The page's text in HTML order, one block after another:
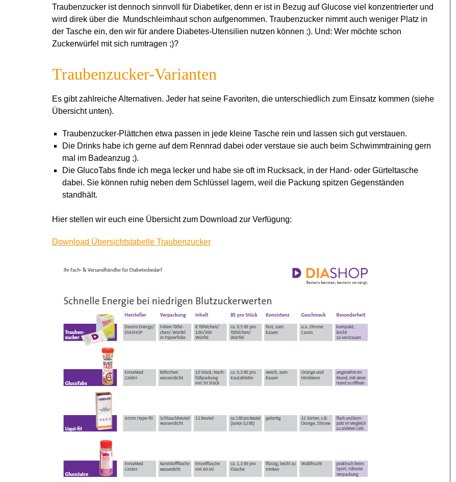
Traubenzucker ist dennoch sinnvoll für Diabetiker, denn er ist in Bezug auf Glucose viel konzentrierter und
wird direk über die Mundschleimhaut schon aufgenommen. Traubenzucker nimmt auch weniger Platz in
der Tasche ein, den wir für andere Diabetes-Utensilien nutzen können ;). Und: Wer möchte schon
Zuckerwürfel mit sich rumtragen ;)?
Traubenzucker-Varianten
Es gibtzahlreiche Alternativen. Jeder hat seine Favoriten, die unterschiedlich zum Einsatz kommen (siehe
Übersicht unten).
Traubenzucker-Plättchen etwa passen in jede kleine Tasche rein und lassen sich gut verstauen.
Die Drinks habe ich gerne auf dem Rennrad dabei oder verstaue sie auch beim Schwimmtraining gern
mal im Badeanzug ;).
Die GlucoTabs finde ich mega lecker und habe sie oft im Rucksack, in der Hand- oder Gürteltasche
dabei. Sie können ruhig neben dem Schlüssel lagern, weil die Packung spitzen Gegenständen
standhält.
Hier stellen wir euch eine Übersicht zum Download zur Verfügung:
Download Übersichtstabelle Traubenzucker